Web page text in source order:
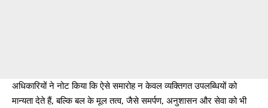
अधिकारियों ने नोट किया कि ऐसे समारोह न केवल व्यक्तिगत उपलब्धियों को
मान्यता देते हैं, बल्कि बल के मूल तत्व, जैसे समर्पण, अनुशासन और सेवा को भी